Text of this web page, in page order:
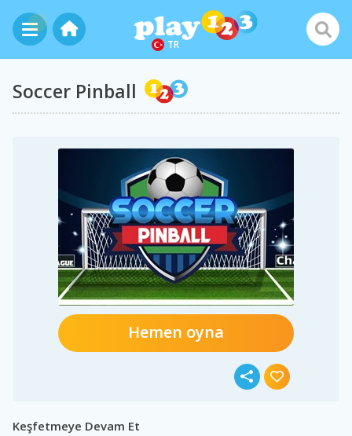
TR
Soccer Pinball
Hemen oyna
Keşfetmeye Devam Et